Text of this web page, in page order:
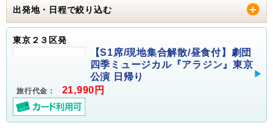
出発地・日程で絞り込む
東京２３区発
【S1席/現地集合解散/昼食付】劇団
四季ミュージカル『アラジン』東京
公演 日帰り
旅行代金： 21,990円